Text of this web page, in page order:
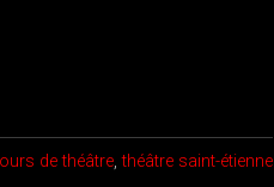
de théâtre,théâtre saint-étienne